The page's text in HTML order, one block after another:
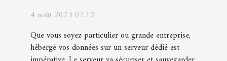
4 août 2023 02:12
Que vous soyez particulier ou grande entreprise,
hébergé vos données sur un serveur dédié est